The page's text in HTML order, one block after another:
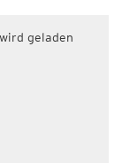
geladen